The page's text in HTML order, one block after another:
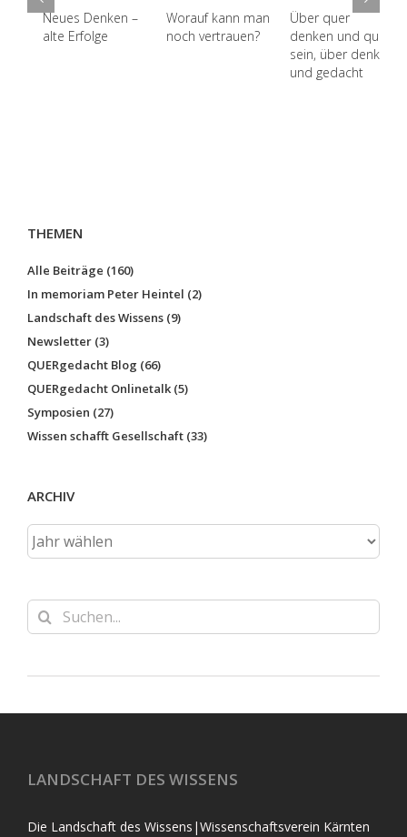
Neues Denken –
alte Erfolge
Worauf kann man
noch vertrauen?
Über quer
denken und quer
sein, über denken
und gedacht
THEMEN
Alle Beiträge (160)
In memoriam Peter Heintel (2)
Landschaft des Wissens (9)
Newsletter (3)
QUERgedacht Blog (66)
QUERgedacht Onlinetalk (5)
Symposien (27)
Wissen schafft Gesellschaft (33)
ARCHIV
Suche
nach:
LANDSCHAFT DES WISSENS
Die Landschaft des Wissens|Wissenschaftsverein Kärnten